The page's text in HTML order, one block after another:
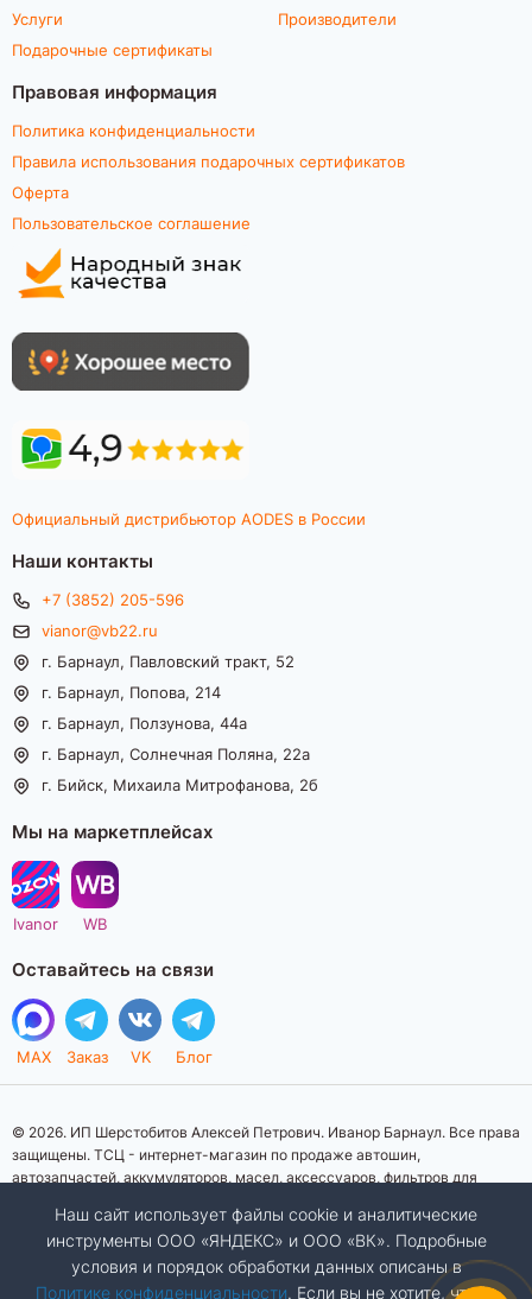
Услуги
Подарочные сертификаты
Производители
Правовая информация
Политика конфиденциальности
Правила использования подарочных сертификатов
Оферта
Пользовательское соглашение
Официальный дистрибьютор AODES в России
Наши контакты
+7 (3852) 205-596
vianor@vb22.ru
г. Барнаул, Павловский тракт, 52
г. Барнаул, Попова, 214
г. Барнаул, Ползунова, 44а
г. Барнаул, Солнечная Поляна, 22а
г. Бийск, Михаила Митрофанова, 2б
Мы на маркетплейсах
Ivanor WB
Оставайтесь на связи
MAX Заказ VK Блог
© 2026. ИП Шерстобитов Алексей Петрович. Иванор Барнаул. Все права
защищены. ТСЦ - интернет-магазин по продаже автошин,
автозапчастей, аккумуляторов, масел, аксессуаров, фильтров для
информационный характер. Представленная информация о товарах, их
стоимости, характеристик, фото, наличия на складе ни при каких
условиях не является публичной офертой, определяемой положениями
Статьи 437 (2) Гражданского кодекса Российской Федерации.
Наш сайт использует файлы cookie и аналитические
инструменты ООО «ЯНДЕКС» и ООО «ВК». Подробные
условия и порядок обработки данных описаны в
Политике конфиденциальности. Если вы не хотите, чтобы